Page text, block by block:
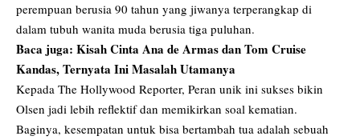
perempuan berusia 90 tahun yang jiwanya terperangkap di
dalam tubuh wanita muda berusia tiga puluhan.
Baca juga: Kisah Cinta Ana de Armas dan Tom Cruise
Kandas, Ternyata Ini Masalah Utamanya
Kepada The Hollywood Reporter, Peran unik ini sukses bikin
Olsen jadi lebih reflektif dan memikirkan soal kematian.
Baginya, kesempatan untuk bisa bertambah tua adalah sebuah